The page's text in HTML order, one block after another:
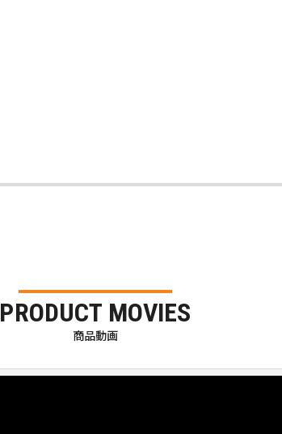
PRODUCT MOVIES
商品動画